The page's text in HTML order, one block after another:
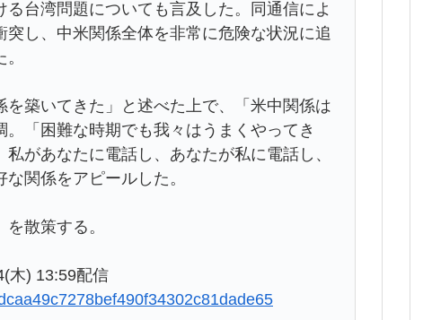
台湾問題についても言及した。同通信によ
し、中米関係全体を非常に危険な状況に追
築いてきた」と述べた上で、「米中関係は
「困難な時期でも我々はうまくやってき
があなたに電話し、あなたが私に電話し、
関係をアピールした。
散策する。
木) 13:59配信